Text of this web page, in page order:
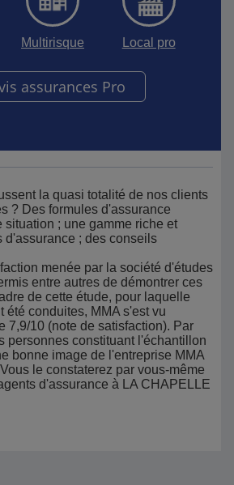
Multirisque Local pro
assurances Pro
la quasi totalité de nos clients
? Des formules d'assurance
situation ; une gamme riche et
d'assurance ; des conseils
menée par la société d'études
entre autres de démontrer ces
de cette étude, pour laquelle
été conduites, MMA s'est vu
7,9/10 (note de satisfaction). Par
personnes constituant l'échantillon
bonne image de l'entreprise MMA
le constaterez par vous-même
d'assurance à LA CHAPELLE